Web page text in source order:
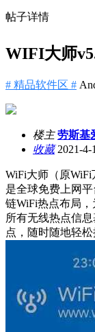
帖子详情
WIFI大师
# 精品软件区 #
楼主 劳斯基
收藏2021-4-
WiFi大师（原
是全球免费上网
链WiFi热点布局，
所有无线热点信
点，随时随地轻松